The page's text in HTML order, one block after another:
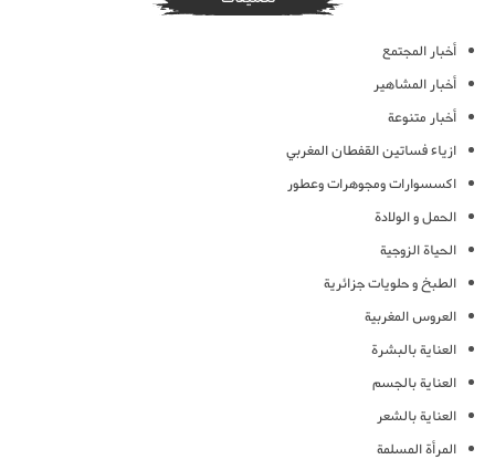
أخبار المجتمع
أخبار المشاهير
أخبار متنوعة
ازياء فساتين القفطان المغربي
اكسسوارات ومجوهرات وعطور
الحمل و الولادة
الحياة الزوجية
الطبخ و حلويات جزائرية
العروس المغربية
العناية بالبشرة
العناية بالجسم
العناية بالشعر
المرأة المسلمة